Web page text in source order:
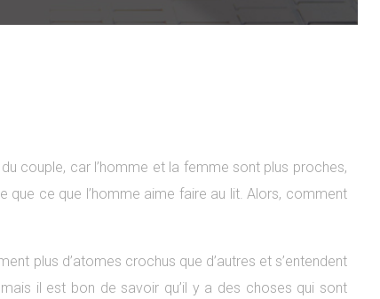
couple, car l’homme et la femme sont plus proches,
ce que l’homme aime faire au lit. Alors, comment
plus d’atomes crochus que d’autres et s’entendent
il est bon de savoir qu’il y a des choses qui sont